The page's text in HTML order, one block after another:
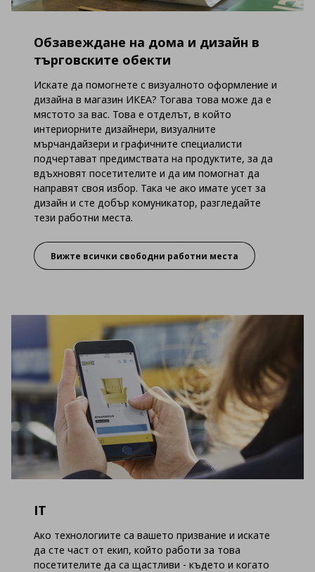
Обзавеждане на дома и дизайн в
търговските обекти
Искате да помогнете с визуалното оформление и
дизайна в магазин ИКЕА? Тогава това може да е
мястото за вас. Това е отделът, в който
интериорните дизайнери, визуалните
мърчандайзери и графичните специалисти
подчертават предимствата на продуктите, за да
вдъхновят посетителите и да им помогнат да
направят своя избор. Така че ако имате усет за
дизайн и сте добър комуникатор, разгледайте
тези работни места.
Вижте всички свободни работни места
IT
Ако технологиите са вашето призвание и искате
да сте част от екип, който работи за това
посетителите да са щастливи - където и когато